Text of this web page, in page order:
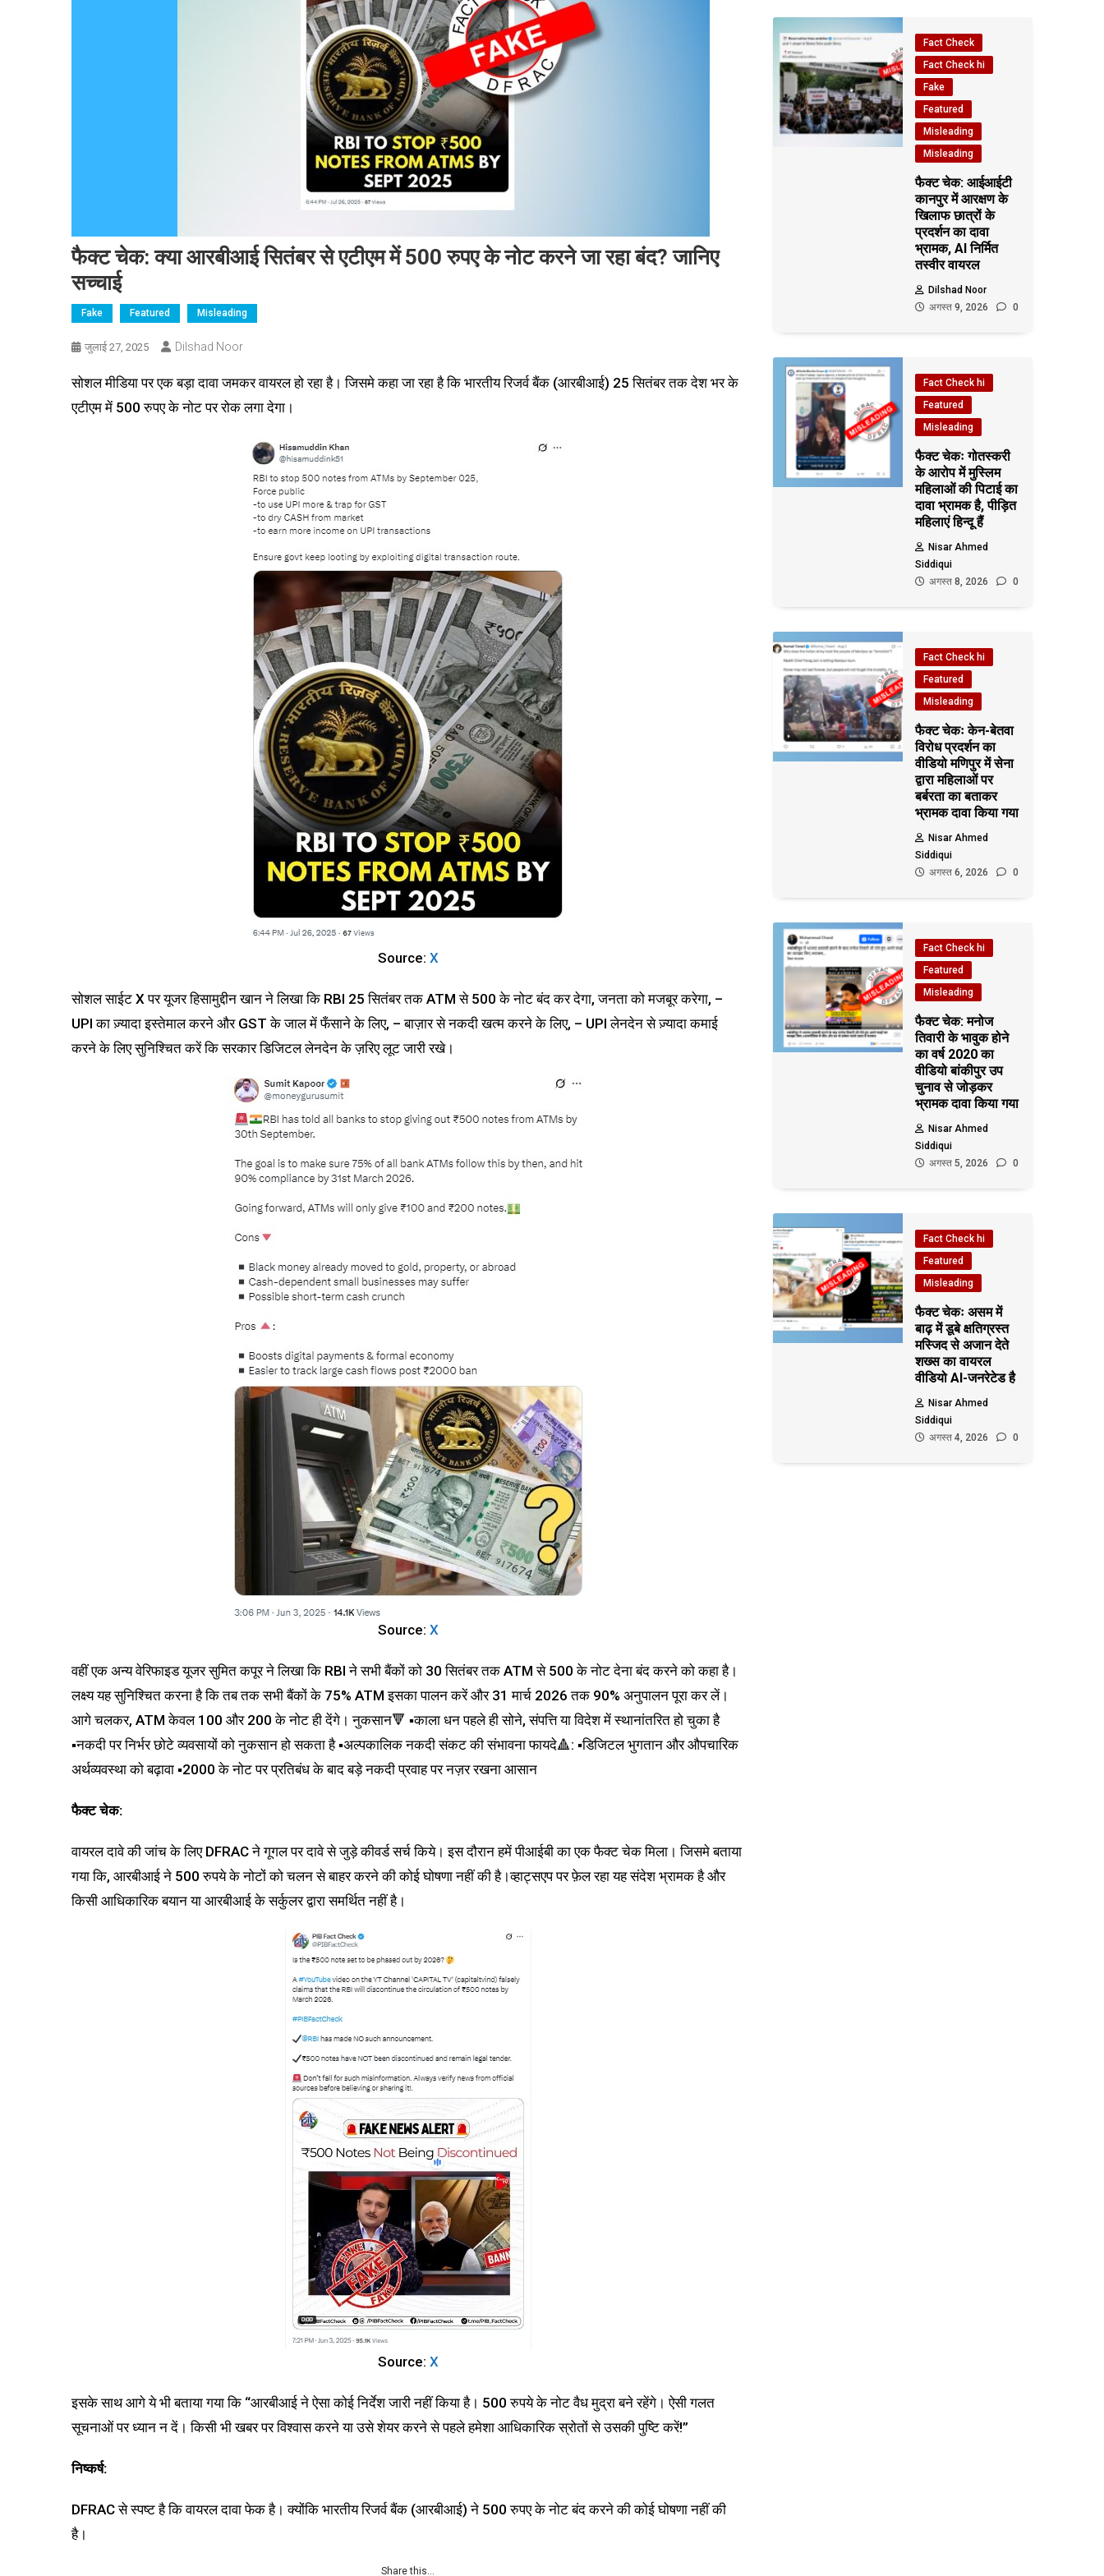
फैक्ट चेक: क्या आरबीआई सितंबर से एटीएम में 500 रुपए के नोट करने जा रहा बंद? जानिए
सच्चाई
Fake Featured Misleading
जुलाई 27, 2025 Dilshad Noor
सोशल मीडिया पर एक बड़ा दावा जमकर वायरल हो रहा है। जिसमे कहा जा रहा है कि भारतीय रिजर्व बैंक (आरबीआई) 25 सितंबर तक देश भर के
एटीएम में 500 रुपए के नोट पर रोक लगा देगा।
Source: X
सोशल साईट X पर यूजर हिसामुद्दीन खान ने लिखा कि RBI 25 सितंबर तक ATM से 500 के नोट बंद कर देगा, जनता को मजबूर करेगा, –
UPI का ज़्यादा इस्तेमाल करने और GST के जाल में फँसाने के लिए, – बाज़ार से नकदी खत्म करने के लिए, – UPI लेनदेन से ज़्यादा कमाई
करने के लिए सुनिश्चित करें कि सरकार डिजिटल लेनदेन के ज़रिए लूट जारी रखे।
Source: X
वहीं एक अन्य वेरिफाइड यूजर सुमित कपूर ने लिखा कि RBI ने सभी बैंकों को 30 सितंबर तक ATM से ₹500 के नोट देना बंद करने को कहा है।
लक्ष्य यह सुनिश्चित करना है कि तब तक सभी बैंकों के 75% ATM इसका पालन करें और 31 मार्च 2026 तक 90% अनुपालन पूरा कर लें।
आगे चलकर, ATM केवल ₹100 और ₹200 के नोट ही देंगे। नुकसान🔻 ▪️काला धन पहले ही सोने, संपत्ति या विदेश में स्थानांतरित हो चुका है
▪️नकदी पर निर्भर छोटे व्यवसायों को नुकसान हो सकता है ▪️अल्पकालिक नकदी संकट की संभावना फायदे🔺: ▪️डिजिटल भुगतान और औपचारिक
अर्थव्यवस्था को बढ़ावा ▪️₹2000 के नोट पर प्रतिबंध के बाद बड़े नकदी प्रवाह पर नज़र रखना आसान
फैक्ट चेक:
वायरल दावे की जांच के लिए DFRAC ने गूगल पर दावे से जुड़े कीवर्ड सर्च किये। इस दौरान हमें पीआईबी का एक फैक्ट चेक मिला। जिसमे बताया
गया कि, आरबीआई ने 500 रुपये के नोटों को चलन से बाहर करने की कोई घोषणा नहीं की है।व्हाट्सएप पर फ़ेल रहा यह संदेश भ्रामक है और
किसी आधिकारिक बयान या आरबीआई के सर्कुलर द्वारा समर्थित नहीं है।
Source: X
इसके साथ आगे ये भी बताया गया कि “आरबीआई ने ऐसा कोई निर्देश जारी नहीं किया है। 500 रुपये के नोट वैध मुद्रा बने रहेंगे। ऐसी गलत
सूचनाओं पर ध्यान न दें। किसी भी खबर पर विश्वास करने या उसे शेयर करने से पहले हमेशा आधिकारिक स्रोतों से उसकी पुष्टि करें!”
निष्कर्ष:
DFRAC से स्पष्ट है कि वायरल दावा फेक है। क्योंकि भारतीय रिजर्व बैंक (आरबीआई) ने 500 रुपए के नोट बंद करने की कोई घोषणा नहीं की
है।
Share this…
Fact Check
Fact Check hi
Fake
Featured
Misleading
Misleading
फैक्ट चेक: आईआईटी
कानपुर में आरक्षण के
खिलाफ छात्रों के
प्रदर्शन का दावा
भ्रामक, AI निर्मित
तस्वीर वायरल
Dilshad Noor
अगस्त 9, 2026
0
Fact Check hi
Featured
Misleading
फैक्ट चेकः गोतस्करी
के आरोप में मुस्लिम
महिलाओं की पिटाई का
दावा भ्रामक है, पीड़ित
महिलाएं हिन्दू हैं
Nisar Ahmed
Siddiqui
अगस्त 8, 2026
0
Fact Check hi
Featured
Misleading
फैक्ट चेकः केन-बेतवा
विरोध प्रदर्शन का
वीडियो मणिपुर में सेना
द्वारा महिलाओं पर
बर्बरता का बताकर
भ्रामक दावा किया गया
Nisar Ahmed
Siddiqui
अगस्त 6, 2026
0
Fact Check hi
Featured
Misleading
फैक्ट चेक: मनोज
तिवारी के भावुक होने
का वर्ष 2020 का
वीडियो बांकीपुर उप
चुनाव से जोड़कर
भ्रामक दावा किया गया
Nisar Ahmed
Siddiqui
अगस्त 5, 2026
0
Fact Check hi
Featured
Misleading
फैक्ट चेकः असम में
बाढ़ में डूबे क्षतिग्रस्त
मस्जिद से अजान देते
शख्स का वायरल
वीडियो AI-जनरेटेड है
Nisar Ahmed
Siddiqui
अगस्त 4, 2026
0